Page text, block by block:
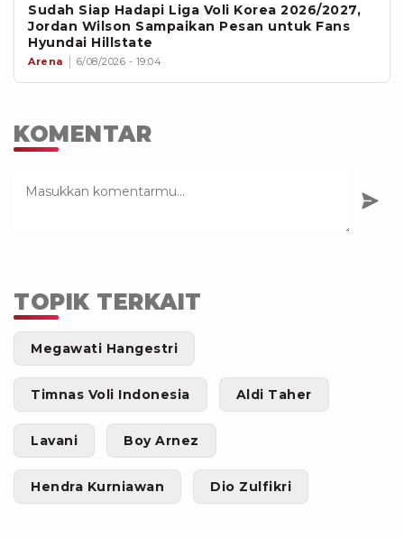
Sudah Siap Hadapi Liga Voli Korea 2026/2027,
Jordan Wilson Sampaikan Pesan untuk Fans
Hyundai Hillstate
Arena 6/08/2026 - 19:04
KOMENTAR
TOPIK TERKAIT
Megawati Hangestri
Timnas Voli Indonesia Aldi Taher
Lavani Boy Arnez
Hendra Kurniawan Dio Zulfikri